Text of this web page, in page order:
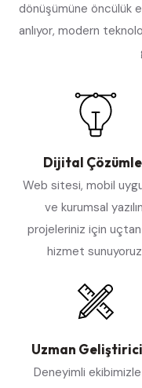
dönüşümüne öncülük
anlıyor, modern
Dijital
Web sitesi, mobil
ve kurumsal
projeleriniz için
hizmet
Uzman
Deneyimli